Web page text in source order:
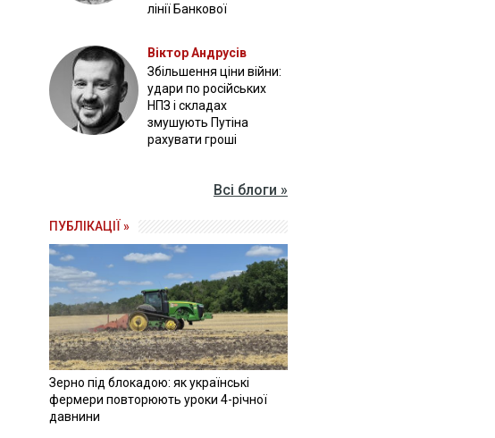
лінії Банкової
Віктор Андрусів
Збільшення ціни війни:
удари по російських
НПЗ і складах
змушують Путіна
рахувати гроші
Всі блоги »
ПУБЛІКАЦІЇ »
Зерно під блокадою: як українські
фермери повторюють уроки 4-річної
давнини